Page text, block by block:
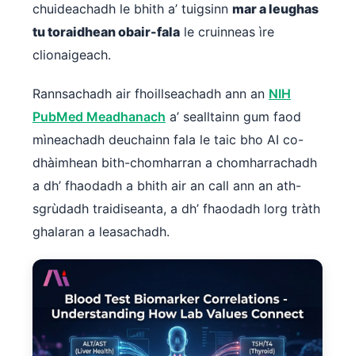
chuideachadh le bhith a’ tuigsinn mar a leughas
tu toraidhean obair-fala le cruinneas ìre
clionaigeach.
Rannsachadh air fhoillseachadh ann an NIH
PubMed Meadhanach a’ sealltainn gum faod
mìneachadh deuchainn fala le taic bho AI co-
dhàimhean bith-chomharran a chomharrachadh
a dh’ fhaodadh a bhith air an call ann an ath-
sgrùdadh traidiseanta, a dh’ fhaodadh lorg tràth
ghalaran a leasachadh.
Српски језик
Svenska
Bosanski
Azərbaycan dili
Eesti
日本語
Čeština
ქართული
한국어
Slovenščina